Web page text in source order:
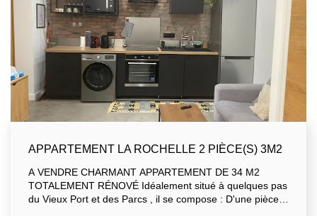
APPARTEMENT LA ROCHELLE 2 PIÈCE(S) 3M2
A VENDRE CHARMANT APPARTEMENT DE 34 M2
TOTALEMENT RÉNOVÉ Idéalement situé à quelques pas
du Vieux Port et des Parcs , il se compose : D'une pièce